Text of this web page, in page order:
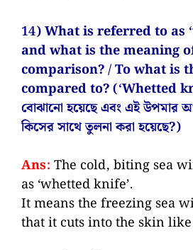
14) What is referred to as
and what is the meaning
comparison? / To what is
compared to? (‘Whetted
বোঝানো হয়েছে এবং এই উপমার
কিসের সাথে তুলনা করা হয়েছে?)
Ans: The cold, biting sea
as ‘whetted knife’.
It means the freezing sea
that it cuts into the skin